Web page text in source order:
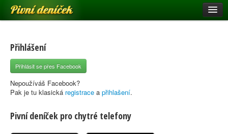
Pivní deníček
Pivní mapa
Pivní značky
Nápověda
Přihlášení
Přihlásit se přes Facebook
Nepoužíváš Facebook?
Pak je tu klasická registrace a přihlašení.
Pivní deníček pro chytré telefony